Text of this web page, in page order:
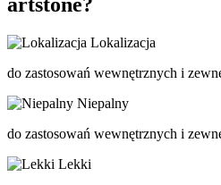
Lokalizacja
do zastosowań wewnętrznych i
Niepalny
do zastosowań wewnętrznych i
Lekki